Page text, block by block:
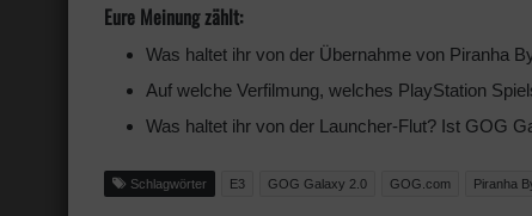
Eure Meinung zählt:
Was haltet ihr von der Übernahme von Piranha
Auf welche Verfilmung, welches PlayStation
Was haltet ihr von der Launcher-Flut? Ist GOG
Schlagwörter E3 GOG Galaxy 2.0 GOG.com Piranha